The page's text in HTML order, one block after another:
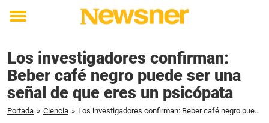
Toggle
Los investigadores confirman:
Beber café negro puede ser una
señal de que eres un psicópata
Portada » Ciencia » Los investigadores confirman: Beber café negro puede ser una señal de que eres un psicópata